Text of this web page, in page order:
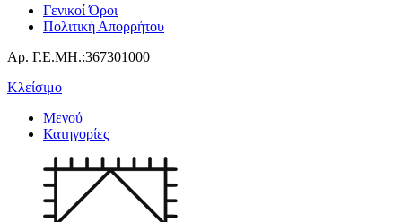
Γενικοί Όροι
Πολιτική Απορρήτου
Αρ. Γ.Ε.ΜΗ.:367301000
Κλείσιμο
Μενού
Κατηγορίες